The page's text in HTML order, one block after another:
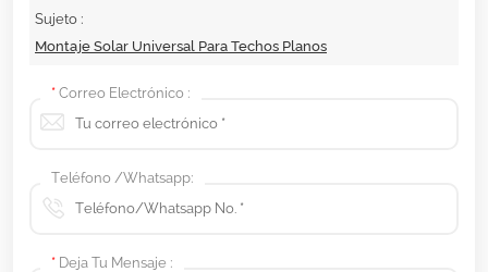
Sujeto :
Montaje Solar Universal Para Techos Planos
* Correo Electrónico :
Teléfono /Whatsapp:
* Deja Tu Mensaje :